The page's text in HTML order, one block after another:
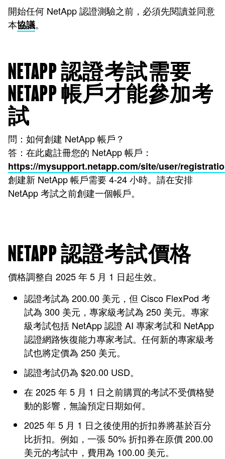
開始任何 NetApp 認證測驗之前，必須先閱讀並同意
本協議。
NETAPP 認證考試需要
NETAPP 帳戶才能參加考
試
問：如何創建 NetApp 帳戶？
答：在此處註冊您的 NetApp 帳戶：
https://mysupport.netapp.com/site/user/
創建新 NetApp 帳戶需要 4-24 小時。請在安排
NetApp 考試之前創建一個帳戶。
NETAPP 認證考試價格
價格調整自 2025 年 5 月 1 日起生效。
認證考試為 200.00 美元，但 Cisco FlexPod 考
試為 300 美元，專家級考試為 250 美元。專家
級考試包括 NetApp 認證 AI 專家考試和 NetApp
認證網路恢復能力專家考試。任何新的專家級考
試也將定價為 250 美元。
認證考試仍為 $20.00 USD。
在 2025 年 5 月 1 日之前購買的考試不受價格變
動的影響，無論預定日期如何。
2025 年 5 月 1 日之後使用的折扣券將基於百分
比折扣。例如，一張 50% 折扣券在原價 200.00
美元的考試中，費用為 100.00 美元。